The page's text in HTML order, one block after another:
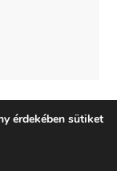
érdekében sütiket